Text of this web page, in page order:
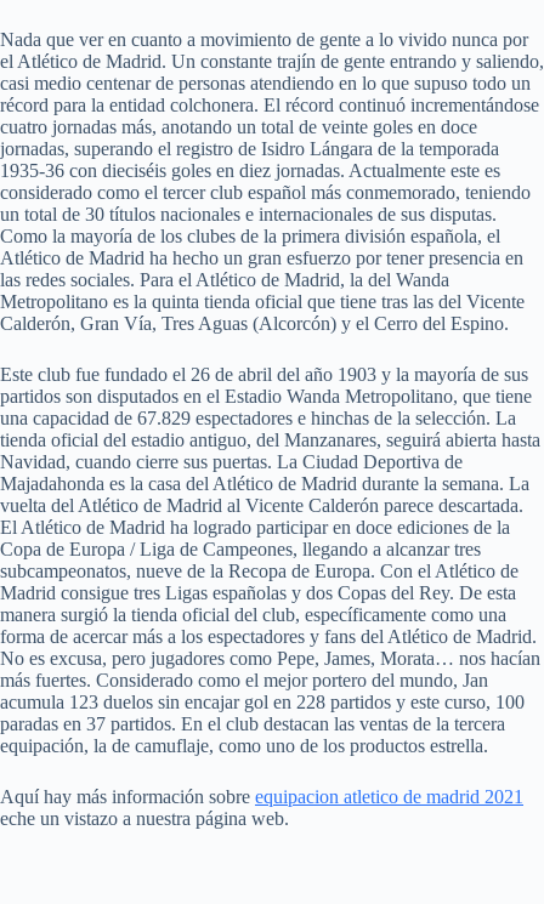
Nada que ver en cuanto a movimiento de gente a lo vivido nunca por
el Atlético de Madrid. Un constante trajín de gente entrando y saliendo,
casi medio centenar de personas atendiendo en lo que supuso todo un
récord para la entidad colchonera. El récord continuó incrementándose
cuatro jornadas más, anotando un total de veinte goles en doce
jornadas, superando el registro de Isidro Lángara de la temporada
1935-36 con dieciséis goles en diez jornadas. Actualmente este es
considerado como el tercer club español más conmemorado, teniendo
un total de 30 títulos nacionales e internacionales de sus disputas.
Como la mayoría de los clubes de la primera división española, el
Atlético de Madrid ha hecho un gran esfuerzo por tener presencia en
las redes sociales. Para el Atlético de Madrid, la del Wanda
Metropolitano es la quinta tienda oficial que tiene tras las del Vicente
Calderón, Gran Vía, Tres Aguas (Alcorcón) y el Cerro del Espino.
Este club fue fundado el 26 de abril del año 1903 y la mayoría de sus
partidos son disputados en el Estadio Wanda Metropolitano, que tiene
una capacidad de 67.829 espectadores e hinchas de la selección. La
tienda oficial del estadio antiguo, del Manzanares, seguirá abierta hasta
Navidad, cuando cierre sus puertas. La Ciudad Deportiva de
Majadahonda es la casa del Atlético de Madrid durante la semana. La
vuelta del Atlético de Madrid al Vicente Calderón parece descartada.
El Atlético de Madrid ha logrado participar en doce ediciones de la
Copa de Europa / Liga de Campeones, llegando a alcanzar tres
subcampeonatos, nueve de la Recopa de Europa. Con el Atlético de
Madrid consigue tres Ligas españolas y dos Copas del Rey. De esta
manera surgió la tienda oficial del club, específicamente como una
forma de acercar más a los espectadores y fans del Atlético de Madrid.
No es excusa, pero jugadores como Pepe, James, Morata… nos hacían
más fuertes. Considerado como el mejor portero del mundo, Jan
acumula 123 duelos sin encajar gol en 228 partidos y este curso, 100
paradas en 37 partidos. En el club destacan las ventas de la tercera
equipación, la de camuflaje, como uno de los productos estrella.
Aquí hay más información sobre equipacion atletico de madrid 2021
eche un vistazo a nuestra página web.